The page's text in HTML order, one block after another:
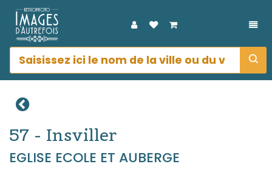
57 - Insviller
EGLISE ECOLE ET AUBERGE